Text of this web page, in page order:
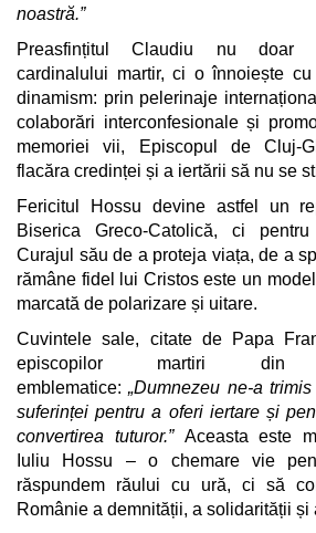
noastră.”
Preasfințitul Claudiu nu doar
cardinalului martir, ci o înnoiește
dinamism: prin pelerinaje
colaborări interconfesionale și
memoriei vii, Episcopul de Cluj-
flacăra credinței și a iertării să nu se
Fericitul Hossu devine astfel un
Biserica Greco-Catolică, ci
Curajul său de a proteja viața, de a
rămâne fidel lui Cristos este un
marcată de polarizare și uitare.
Cuvintele sale, citate de Papa
episcopilor martiri
emblematice: „Dumnezeu ne-a
suferinței pentru a oferi iertare și
convertirea tuturor.” Aceasta este
Iuliu Hossu – o chemare vie
răspundem răului cu ură, ci să
Românie a demnității, a solidarității și